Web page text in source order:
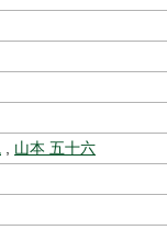
山本 五十六